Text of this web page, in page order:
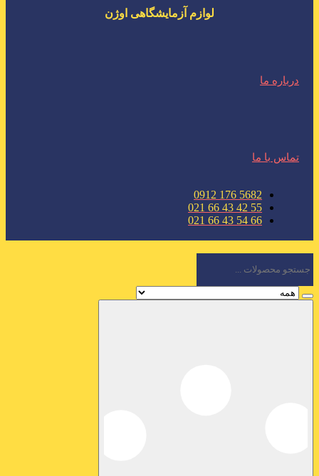
لوازم آزمایشگاهی اوژن
درباره ما
تماس با ما
5682 176 0912
55 42 43 66 021
66 54 43 66 021